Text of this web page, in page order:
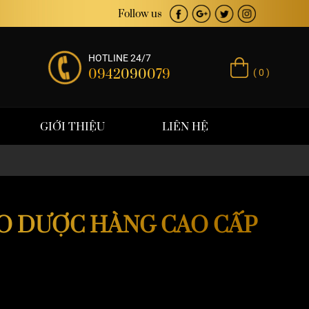
Follow us
HOTLINE 24/7
0942090079 ( 0 )
GIỚI THIỆU LIÊN HỆ
DƯỢC HÀNG CAO CẤP